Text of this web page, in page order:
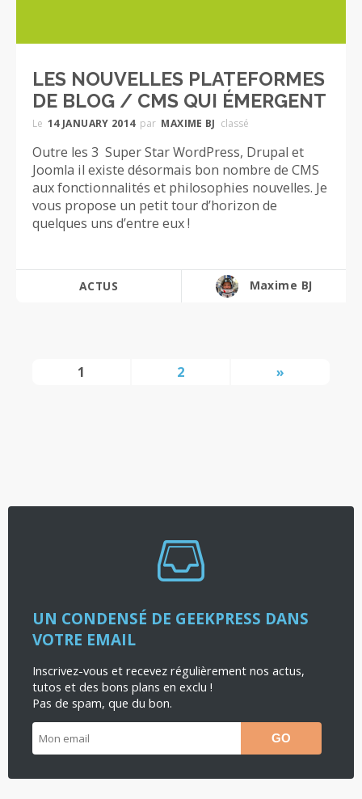
LES NOUVELLES PLATEFORMES
DE BLOG / CMS QUI ÉMERGENT
Le 14 JANUARY 2014 par MAXIME BJ classé
Outre les 3 Super Star WordPress, Drupal et
Joomla il existe désormais bon nombre de CMS
aux fonctionnalités et philosophies nouvelles. Je
vous propose un petit tour d’horizon de
quelques uns d’entre eux !
ACTUS Maxime BJ
1 2 »
UN CONDENSÉ DE GEEKPRESS DANS
VOTRE EMAIL
Inscrivez-vous et recevez régulièrement nos actus,
tutos et des bons plans en exclu !
Pas de spam, que du bon.